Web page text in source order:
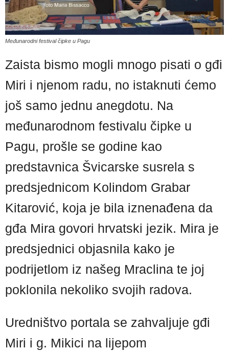
Međunarodni festival čipke u Pagu
Zaista bismo mogli mnogo pisati o gđi
Miri i njenom radu, no istaknuti ćemo
još samo jednu anegdotu. Na
međunarodnom festivalu čipke u
Pagu, prošle se godine kao
predstavnica Švicarske susrela s
predsjednicom Kolindom Grabar
Kitarović, koja je bila iznenađena da
gđa Mira govori hrvatski jezik. Mira je
predsjednici objasnila kako je
podrijetlom iz našeg Mraclina te joj
poklonila nekoliko svojih radova.
Uredništvo portala se zahvaljuje gđi
Miri i g. Mikici na lijepom